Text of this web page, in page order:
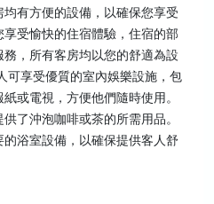
有方便的設備，以確保您享受
受愉快的住宿體驗，住宿的部
，所有客房均以您的舒適為設
可享受優質的室內娛樂設施，包
或電視，方便他們隨時使用。
了沖泡咖啡或茶的所需用品。
浴室設備，以確保提供客人舒